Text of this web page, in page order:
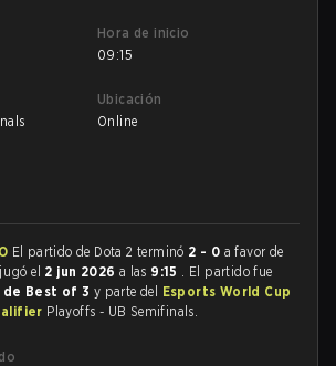
Hora de inicio
09:15
Ubicación
Online
El partido de Dota 2 terminó 2 - 0 a favor de
el 2 jun 2026 a las 9:15 . El partido fue
de Best of 3 y parte del Esports World Cup
Playoffs - UB Semifinals.